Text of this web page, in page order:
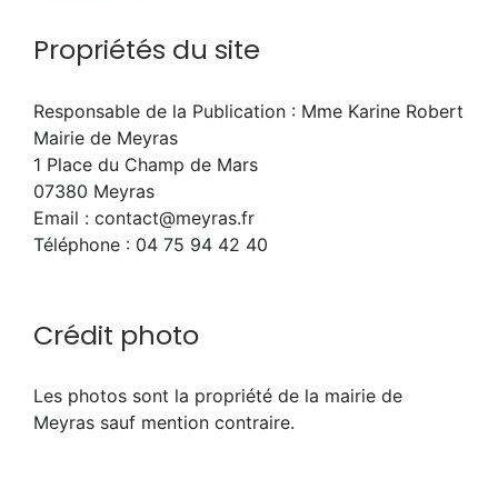
Propriétés du site
Responsable de la Publication : Mme Karine Robert
Mairie de Meyras
1 Place du Champ de Mars
07380 Meyras
Email : contact@meyras.fr
Téléphone : 04 75 94 42 40
Crédit photo
Les photos sont la propriété de la mairie de
Meyras sauf mention contraire.